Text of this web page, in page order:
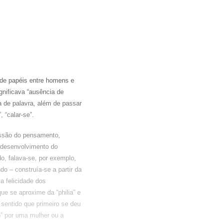
papéis entre homens e
“ausência de
de palavra, além de passar
“calar-se”.
do pensamento,
do
falava-se, por exemplo,
– construía-se a partir da
felicidade dos
se aproxime da “philia” e
que primeiro se deu
por uma mulher ou a